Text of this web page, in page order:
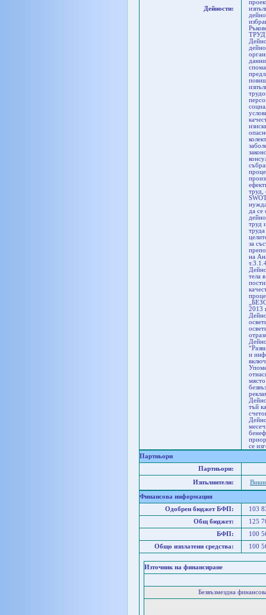
Дейности:
труд,
да се
труд
за
на
тела
2013
и
тъй
се
Партньори
Партньори:
Изпълнители:
Финансова информация
Одобрен бюджет БФП:
103
Общ бюджет:
125
БФП:
100
Общо изплатени средства:
100
Източник на финансиране
Безвъзмездна